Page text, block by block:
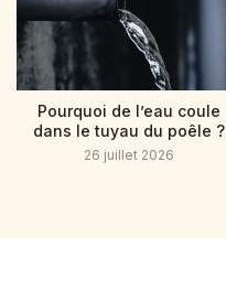
Pourquoi de l’eau coule
dans le tuyau du poêle ?
26 juillet 2026